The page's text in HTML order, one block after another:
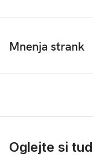
Mnenja strank
Oglejte si